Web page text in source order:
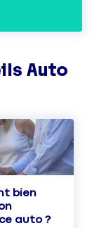
Auto
bien
auto ?